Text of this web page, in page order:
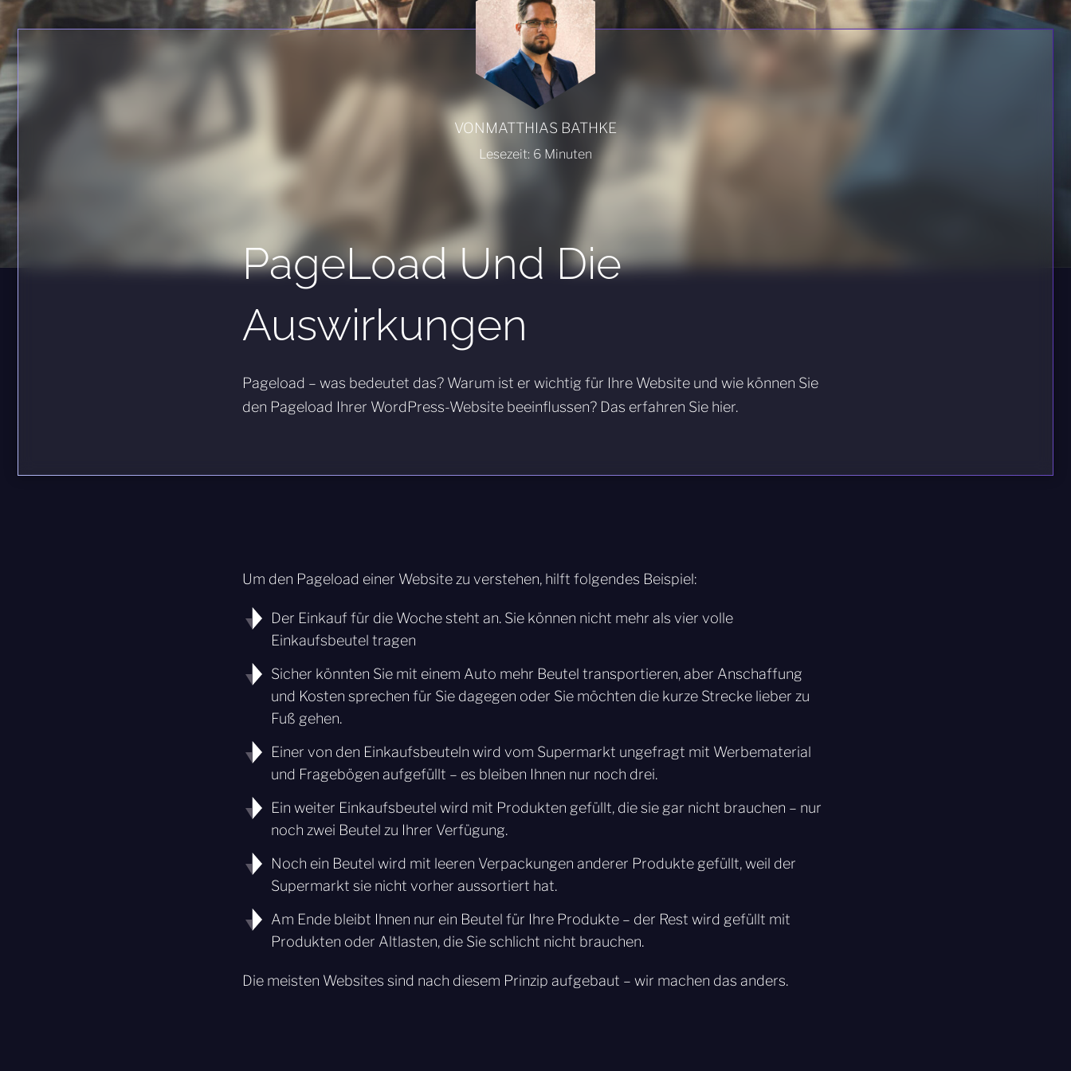
VONMATTHIAS BATHKE
Lesezeit: 6 Minuten
PageLoad Und Die
Auswirkungen
Pageload – was bedeutet das? Warum ist er wichtig für Ihre Website und wie können Sie
den Pageload Ihrer WordPress-Website beeinflussen? Das erfahren Sie hier.
Um den Pageload einer Website zu verstehen, hilft folgendes Beispiel:
Der Einkauf für die Woche steht an. Sie können nicht mehr als vier volle
Einkaufsbeutel tragen
Sicher könnten Sie mit einem Auto mehr Beutel transportieren, aber Anschaffung
und Kosten sprechen für Sie dagegen oder Sie möchten die kurze Strecke lieber zu
Fuß gehen.
Einer von den Einkaufsbeuteln wird vom Supermarkt ungefragt mit Werbematerial
und Fragebögen aufgefüllt – es bleiben Ihnen nur noch drei.
Ein weiter Einkaufsbeutel wird mit Produkten gefüllt, die sie gar nicht brauchen – nur
noch zwei Beutel zu Ihrer Verfügung.
Noch ein Beutel wird mit leeren Verpackungen anderer Produkte gefüllt, weil der
Supermarkt sie nicht vorher aussortiert hat.
Am Ende bleibt Ihnen nur ein Beutel für Ihre Produkte – der Rest wird gefüllt mit
Produkten oder Altlasten, die Sie schlicht nicht brauchen.
Die meisten Websites sind nach diesem Prinzip aufgebaut – wir machen das anders.